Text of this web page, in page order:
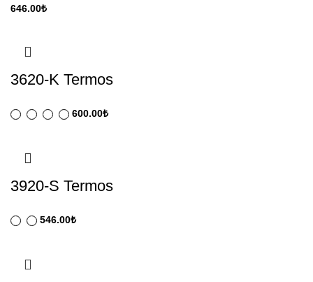
646.00₺
3620-K Termos
600.00₺
3920-S Termos
546.00₺